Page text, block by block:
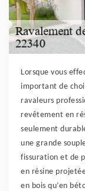
Lorsque vous
important de
ravaleurs
revêtement en
seulement
une grande
fissuration et de
en résine
en bois qu’en